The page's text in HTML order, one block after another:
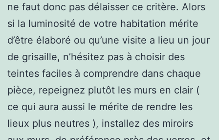
ne faut donc pas délaisser ce critère. Alors
si la luminosité de votre habitation mérite
d’être élaboré ou qu’une visite a lieu un jour
de grisaille, n’hésitez pas à choisir des
teintes faciles à comprendre dans chaque
pièce, repeignez plutôt les murs en clair (
ce qui aura aussi le mérite de rendre les
lieux plus neutres ), installez des miroirs